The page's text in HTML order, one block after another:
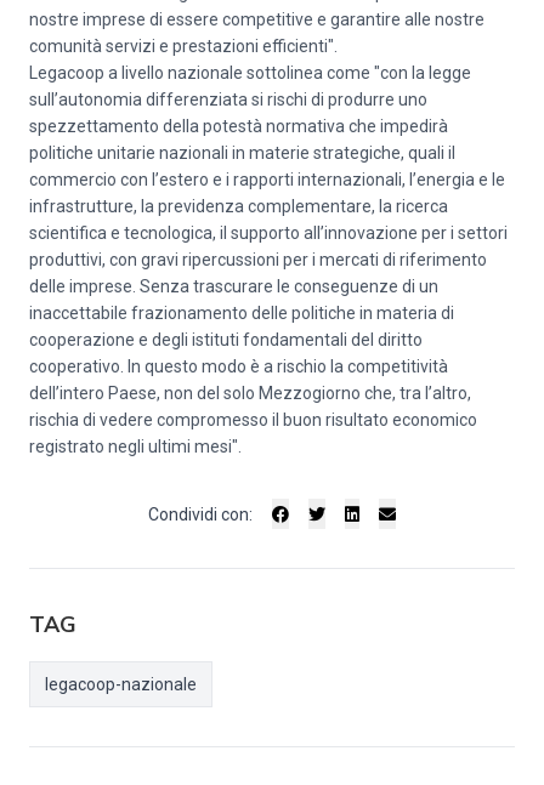
nostre imprese di essere competitive e garantire alle nostre
comunità servizi e prestazioni efficienti".
Legacoop a livello nazionale sottolinea come "con la legge
sull’autonomia differenziata si rischi di produrre uno
spezzettamento della potestà normativa che impedirà
politiche unitarie nazionali in materie strategiche, quali il
commercio con l’estero e i rapporti internazionali, l’energia e le
infrastrutture, la previdenza complementare, la ricerca
scientifica e tecnologica, il supporto all’innovazione per i settori
produttivi, con gravi ripercussioni per i mercati di riferimento
delle imprese. Senza trascurare le conseguenze di un
inaccettabile frazionamento delle politiche in materia di
cooperazione e degli istituti fondamentali del diritto
cooperativo. In questo modo è a rischio la competitività
dell’intero Paese, non del solo Mezzogiorno che, tra l’altro,
rischia di vedere compromesso il buon risultato economico
registrato negli ultimi mesi".
Condividi con:
TAG
legacoop-nazionale